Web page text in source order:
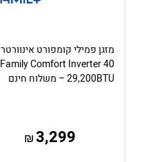
מזגן פמילי קומפורט אינוורטר
Family Comfort Inverter 40
29,200BTU – משלוח חינם
3,299
₪